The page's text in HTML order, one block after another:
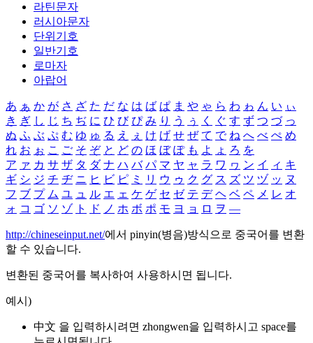
라틴문자
러시아문자
단위기호
일반기호
로마자
아랍어
あ ぁ か が さ ざ た だ な は ば ぱ ま や ゃ ら わ ゎ ん い ぃ
き ぎ し じ ち ぢ に ひ び ぴ み り う ぅ く ぐ す ず つ づ っ
ぬ ふ ぶ ぷ む ゆ ゅ る え ぇ け げ せ ぜ て で ね へ べ ぺ め
れ お ぉ こ ご そ ぞ と ど の ほ ぼ ぽ も よ ょ ろ を
ア ァ カ サ ザ タ ダ ナ ハ バ パ マ ヤ ャ ラ ワ ヮ ン イ ィ キ
ギ シ ジ チ ヂ ニ ヒ ビ ピ ミ リ ウ ゥ ク グ ス ズ ツ ヅ ッ ヌ
フ ブ プ ム ユ ュ ル エ ェ ケ ゲ セ ゼ テ デ ヘ ベ ペ メ レ オ
ォ コ ゴ ソ ゾ ト ド ノ ホ ボ ポ モ ヨ ョ ロ ヲ ―
http://chineseinput.net/에서 pinyin(병음)방식으로 중국어를 변환
할 수 있습니다.
변환된 중국어를 복사하여 사용하시면 됩니다.
예시)
中文 을 입력하시려면 zhongwen을 입력하시고 space를